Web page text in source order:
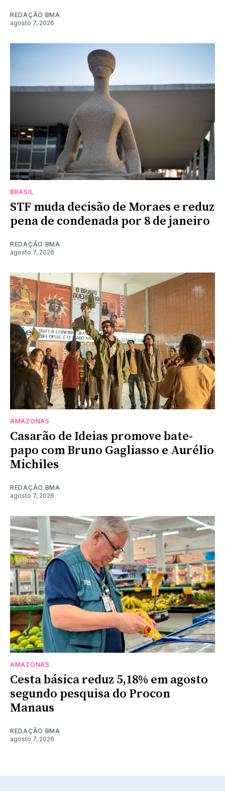
REDAÇÃO BMA
agosto 7, 2026
BRASIL
STF muda decisão de Moraes e reduz
pena de condenada por 8 de janeiro
REDAÇÃO BMA
agosto 7, 2026
AMAZONAS
Casarão de Ideias promove bate-
papo com Bruno Gagliasso e Aurélio
Michiles
REDAÇÃO BMA
agosto 7, 2026
AMAZONAS
Cesta básica reduz 5,18% em agosto
segundo pesquisa do Procon
Manaus
REDAÇÃO BMA
agosto 7, 2026